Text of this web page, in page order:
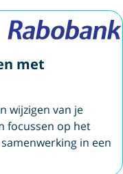
met
wijzigen van je
focussen op het
in een